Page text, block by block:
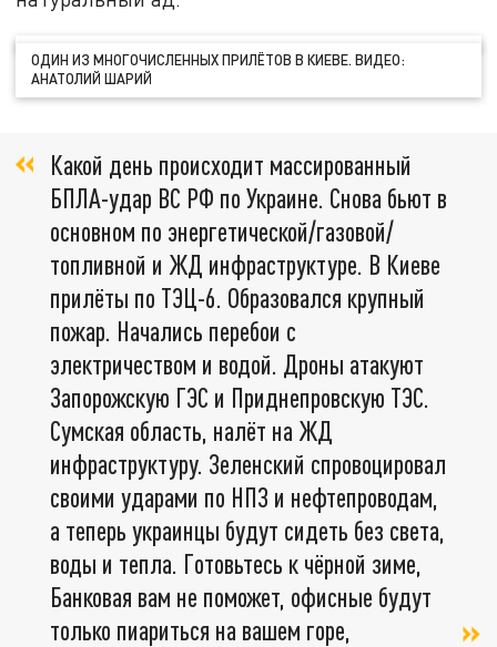
ОДИН ИЗ МНОГОЧИСЛЕННЫХ ПРИЛЁТОВ В КИЕВЕ. ВИДЕО:
АНАТОЛИЙ ШАРИЙ
Какой день происходит массированный
БПЛА-удар ВС РФ по Украине. Снова бьют в
основном по энергетической/газовой/
топливной и ЖД инфраструктуре. В Киеве
прилёты по ТЭЦ-6. Образовался крупный
пожар. Начались перебои с
электричеством и водой. Дроны атакуют
Запорожскую ГЭС и Приднепровскую ТЭС.
Сумская область, налёт на ЖД
инфраструктуру. Зеленский спровоцировал
своими ударами по НПЗ и нефтепроводам,
а теперь украинцы будут сидеть без света,
воды и тепла. Готовьтесь к чёрной зиме,
Банковая вам не поможет, офисные будут
только пиариться на вашем горе,